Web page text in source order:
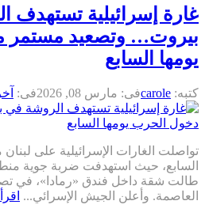
غارة إسرائيلية تستهدف
بيروت… وتصعيد مستمر
يومها السابع
كتبه: caroleفى: مارس 08, 2026 فى:
تواصلت الغارات الإسرائيلية على
السابع، حيث استهدفت ضربة جوية
طالت شقة داخل فندق «رمادا»، في
العاصمة. وأعلن الجيش الإسرائي...